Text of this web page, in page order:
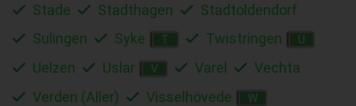
Stade
Stadthagen
Stadtoldendorf
Sulingen
Syke T Twistringen U
Uelzen Uslar V Varel
Vechta
Verden (Aller)
Visselhövede W